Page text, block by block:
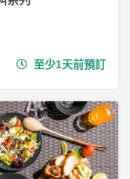
至少1天前預訂